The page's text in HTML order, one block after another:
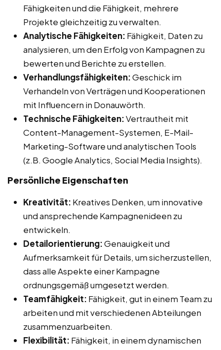
Fähigkeiten und die Fähigkeit, mehrere
Projekte gleichzeitig zu verwalten.
Analytische Fähigkeiten: Fähigkeit, Daten zu
analysieren, um den Erfolg von Kampagnen zu
bewerten und Berichte zu erstellen.
Verhandlungsfähigkeiten:Geschick im
Verhandeln von Verträgen und Kooperationen
mit Influencern in Donauwörth.
Technische Fähigkeiten:Vertrautheit mit
Content-Management-Systemen, E-Mail-
Marketing-Software und analytischen Tools
(z.B. Google Analytics, Social Media Insights).
Persönliche Eigenschaften
Kreativität: Kreatives Denken, um innovative
und ansprechende Kampagnenideen zu
entwickeln.
Detailorientierung:Genauigkeit und
Aufmerksamkeit für Details, um sicherzustellen,
dass alle Aspekte einer Kampagne
ordnungsgemäß umgesetzt werden.
Teamfähigkeit: Fähigkeit, gut in einem Team zu
arbeiten und mit verschiedenen Abteilungen
zusammenzuarbeiten.
Flexibilität: Fähigkeit, in einem dynamischen